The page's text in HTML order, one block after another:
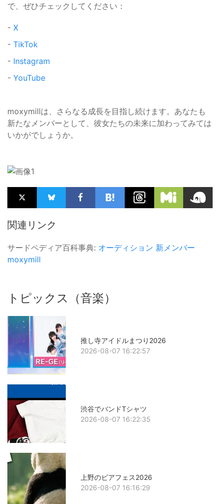
で、ぜひチェックしてください：
- X
- TikTok
- Instagram
- YouTube
moxymillは、さらなる成長を目指し続けます。あなたも
新たなメンバーとして、彼女たちの未来に加わってみては
いかがでしょうか。
関連リンク
サードペディア百科事典: オーディション 新メンバー
moxymill
トピックス（音楽）
推し寺アイドルまつり2026
2026-08-07 16:22:57
渋谷でバンドTシャツ
2026-08-07 16:22:35
上野のビアフェス2026
2026-08-07 16:16:29